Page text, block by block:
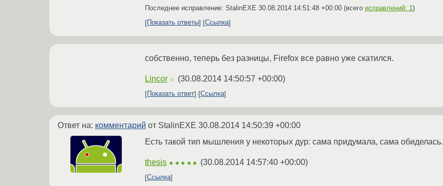
Последнее исправление: StalinEXE 30.08.2014 14:51:48 +00:00 (всего исправлений: 1 )
Показать ответы
Ссылка
собственно, теперь без разницы, Firefox все равно уже скатился.
Lincor ☆ (30.08.2014 14:50:57 +00:00)
Показать ответ Ссылка
Ответ на: комментарий от StalinEXE 30.08.2014 14:50:39 +00:00
Есть такой тип мышления у некоторых дур: сама придумала, сама обиделась.
thesis ★★★★★ (30.08.2014 14:57:40 +00:00)
Ссылка